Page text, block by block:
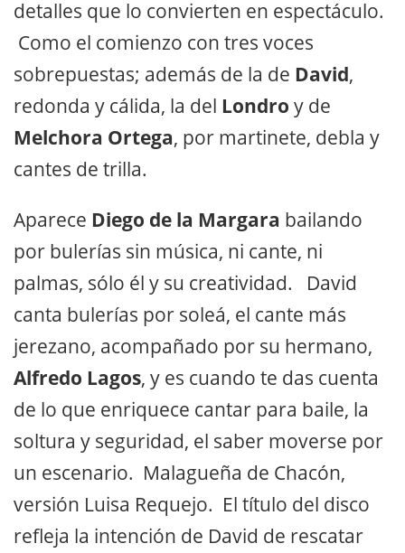
detalles que lo convierten en espectáculo.
Como el comienzo con tres voces
sobrepuestas; además de la de David,
redonda y cálida, la del Londro y de
Melchora Ortega, por martinete, debla y
cantes de trilla.
Aparece Diego de la Margara bailando
por bulerías sin música, ni cante, ni
palmas, sólo él y su creatividad. David
canta bulerías por soleá, el cante más
jerezano, acompañado por su hermano,
Alfredo Lagos, y es cuando te das cuenta
de lo que enriquece cantar para baile, la
soltura y seguridad, el saber moverse por
un escenario. Malagueña de Chacón,
versión Luisa Requejo. El título del disco
refleja la intención de David de rescatar